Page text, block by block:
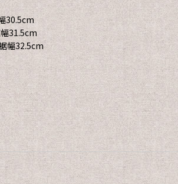
30.5cm
31.5cm
幅32.5cm